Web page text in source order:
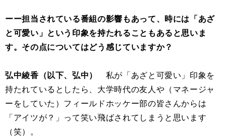
ーー担当されている番組の影響もあって、時には「あざ
と可愛い」という印象を持たれることもあると思いま
す。その点についてはどう感じていますか？
弘中綾香（以下、弘中）
私が「あざと可愛い」印象を
持たれているとしたら、大学時代の友人や（マネージャ
ーをしていた）フィールドホッケー部の皆さんからは
「アイツが？」って笑い飛ばされてしまうと思います
（笑）。